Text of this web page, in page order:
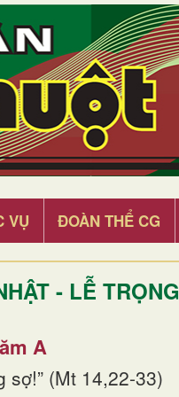
VỤ ĐOÀN THỂ CG
- LỄ TRỌNG
A
sợ!” (Mt 14,22-33)